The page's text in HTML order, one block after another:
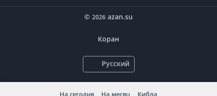
На сегодня На месяц Кибла
© 2026 azan.su
Коран
Русский